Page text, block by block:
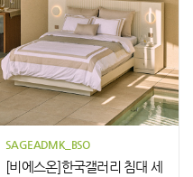
SAGEADMK_BSO
[비에스온]한국갤러리 침대 세